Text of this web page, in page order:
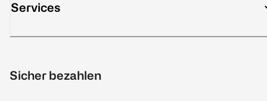
Services
Sicher bezahlen